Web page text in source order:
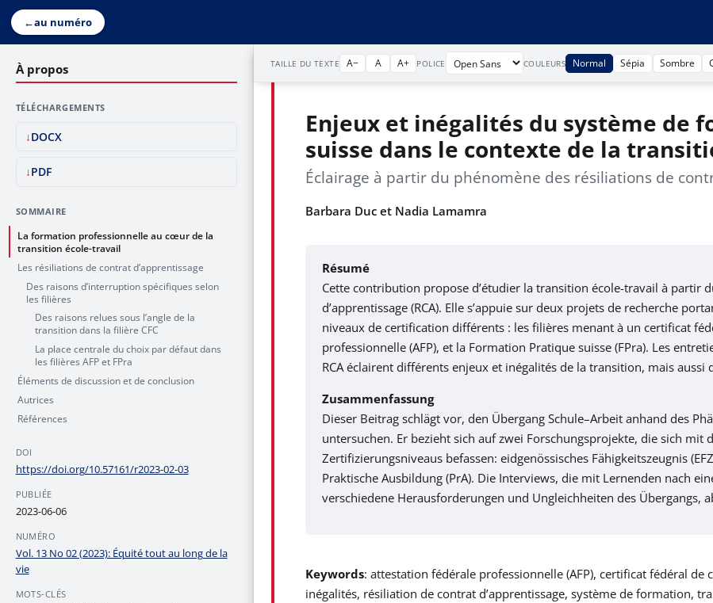
←au numéro
TAILLE DU TEXTE A− A A+ POLICE COULEURS Normal Sépia Sombre
Enjeux et inégalités du système de
suisse dans le contexte de la
Éclairage à partir du phénomène des résiliations de
Barbara Duc et Nadia Lamamra
Résumé
Cette contribution propose d’étudier la transition école-travail à partir
d’apprentissage (RCA). Elle s’appuie sur deux projets de recherche
niveaux de certification différents : les filières menant à un certificat
professionnelle (AFP), et la Formation Pratique suisse (FPra). Les
RCA éclairent différents enjeux et inégalités de la transition, mais
Zusammenfassung
Dieser Beitrag schlägt vor, den Übergang Schule–Arbeit anhand des
untersuchen. Er bezieht sich auf zwei Forschungsprojekte, die sich
Zertifizierungsniveaus befassen: eidgenössisches Fähigkeitszeugnis
Praktische Ausbildung (PrA). Die Interviews, die mit Lernenden nach
verschiedene Herausforderungen und Ungleichheiten des Übergangs,
Keywords: attestation fédérale professionnelle (AFP), certificat fédéral de
inégalités, résiliation de contrat d’apprentissage, système de formation,
À propos
TÉLÉCHARGEMENTS
DOCX
PDF
SOMMAIRE
La formation professionnelle au cœur de la
transition école-travail
Les résiliations de contrat d’apprentissage
Des raisons d’interruption spécifiques selon
les filières
Des raisons relues sous l’angle de la
transition dans la filière CFC
La place centrale du choix par défaut dans
les filières AFP et FPra
Éléments de discussion et de conclusion
Autrices
Références
DOI
https://doi.org/10.57161/r2023-02-03
PUBLIÉE
2023-06-06
NUMÉRO
Vol. 13 No 02 (2023): Équité tout au long de la
vie
MOTS-CLÉS